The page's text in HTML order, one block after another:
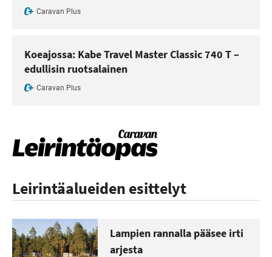
Caravan Plus
Koeajossa: Kabe Travel Master Classic 740 T –
edullisin ruotsalainen
Caravan Plus
Leirintäalueiden esittelyt
Lampien rannalla pääsee irti
arjesta